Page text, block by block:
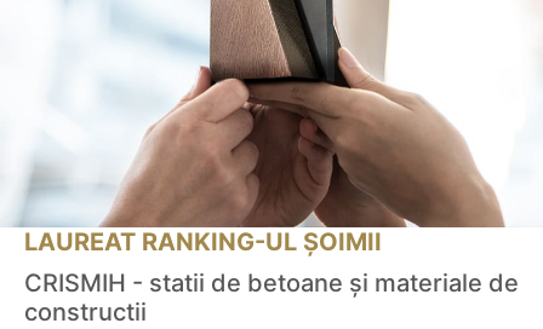
LAUREAT RANKING-UL ȘOIMII
CRISMIH - statii de betoane și materiale de
constructii